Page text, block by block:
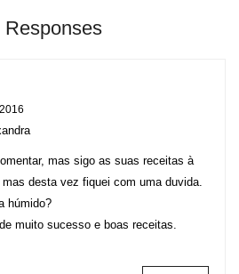
Responses
mas sigo as suas receitas à
desta vez fiquei com uma duvida.
húmido?
muito sucesso e boas receitas.